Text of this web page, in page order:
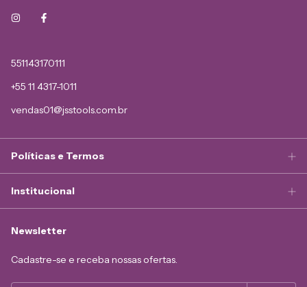
551143170111
+55 11 4317-1011
vendas01@jsstools.com.br
Políticas e Termos
Institucional
Newsletter
Cadastre-se e receba nossas ofertas.